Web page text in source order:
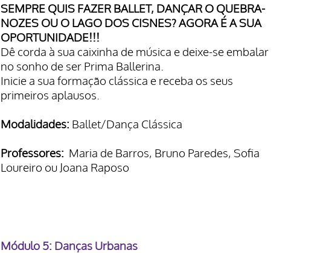
SEMPRE QUIS FAZER BALLET, DANÇAR O QUEBRA-
NOZES OU O LAGO DOS CISNES? AGORA É A SUA
OPORTUNIDADE!!!
Dê corda à sua caixinha de música e deixe-se embalar
no sonho de ser Prima Ballerina.
Inicie a sua formação clássica e receba os seus
primeiros aplausos.
Modalidades: Ballet/Dança Clássica
Professores: Maria de Barros, Bruno Paredes, Sofia
Loureiro ou Joana Raposo
Módulo 5: Danças Urbanas